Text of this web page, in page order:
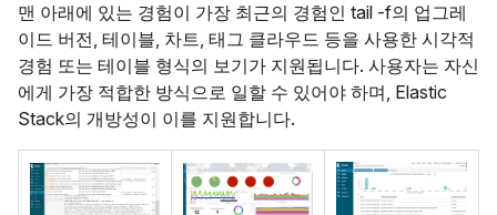
맨 아래에 있는 경험이 가장 최근의 경험인 tail -f의 업그레
이드 버전, 테이블, 차트, 태그 클라우드 등을 사용한 시각적
경험 또는 테이블 형식의 보기가 지원됩니다. 사용자는 자신
에게 가장 적합한 방식으로 일할 수 있어야 하며, Elastic
Stack의 개방성이 이를 지원합니다.